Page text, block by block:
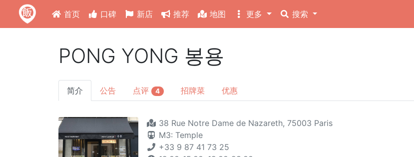
首页 口碑 新店 推荐 地图 更多 搜索
PONG YONG 봉용
简介 公告 点评 4 招牌菜 优惠
38 Rue Notre Dame de Nazareth, 75003 Paris
M3: Temple
+33 9 87 41 73 25